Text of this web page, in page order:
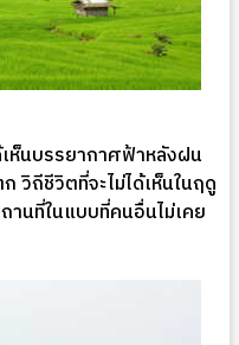
ห็นบรรยากาศฟ้าหลังฝน
วิถีชีวิตที่จะไม่ได้เห็นในฤดู
นที่ในแบบที่คนอื่นไม่เคย